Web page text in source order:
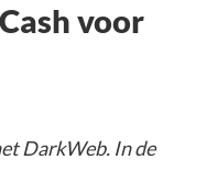
voor
DarkWeb. In de